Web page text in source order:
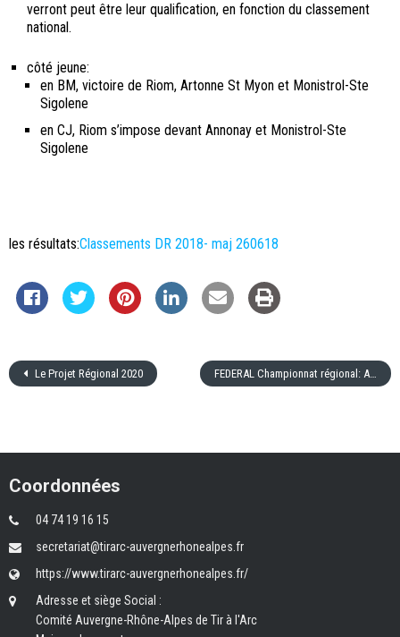
verront peut être leur qualification, en fonction du classement
national.
côté jeune:
en BM, victoire de Riom, Artonne St Myon et Monistrol-Ste
Sigolene
en CJ, Riom s’impose devant Annonay et Monistrol-Ste
Sigolene
les résultats:Classements DR 2018- maj 260618
Le Projet Régional 2020 FEDERAL Championnat régional: ANNULATION
Coordonnées
04 74 19 16 15
secretariat@tirarc-auvergnerhonealpes.fr
https://www.tirarc-auvergnerhonealpes.fr/
Adresse et siège Social :
Comité Auvergne-Rhône-Alpes de Tir à l'Arc